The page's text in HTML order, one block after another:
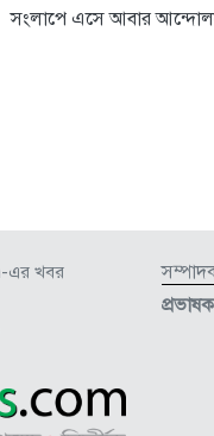
সংলাপে এসে আবার
এর খবর